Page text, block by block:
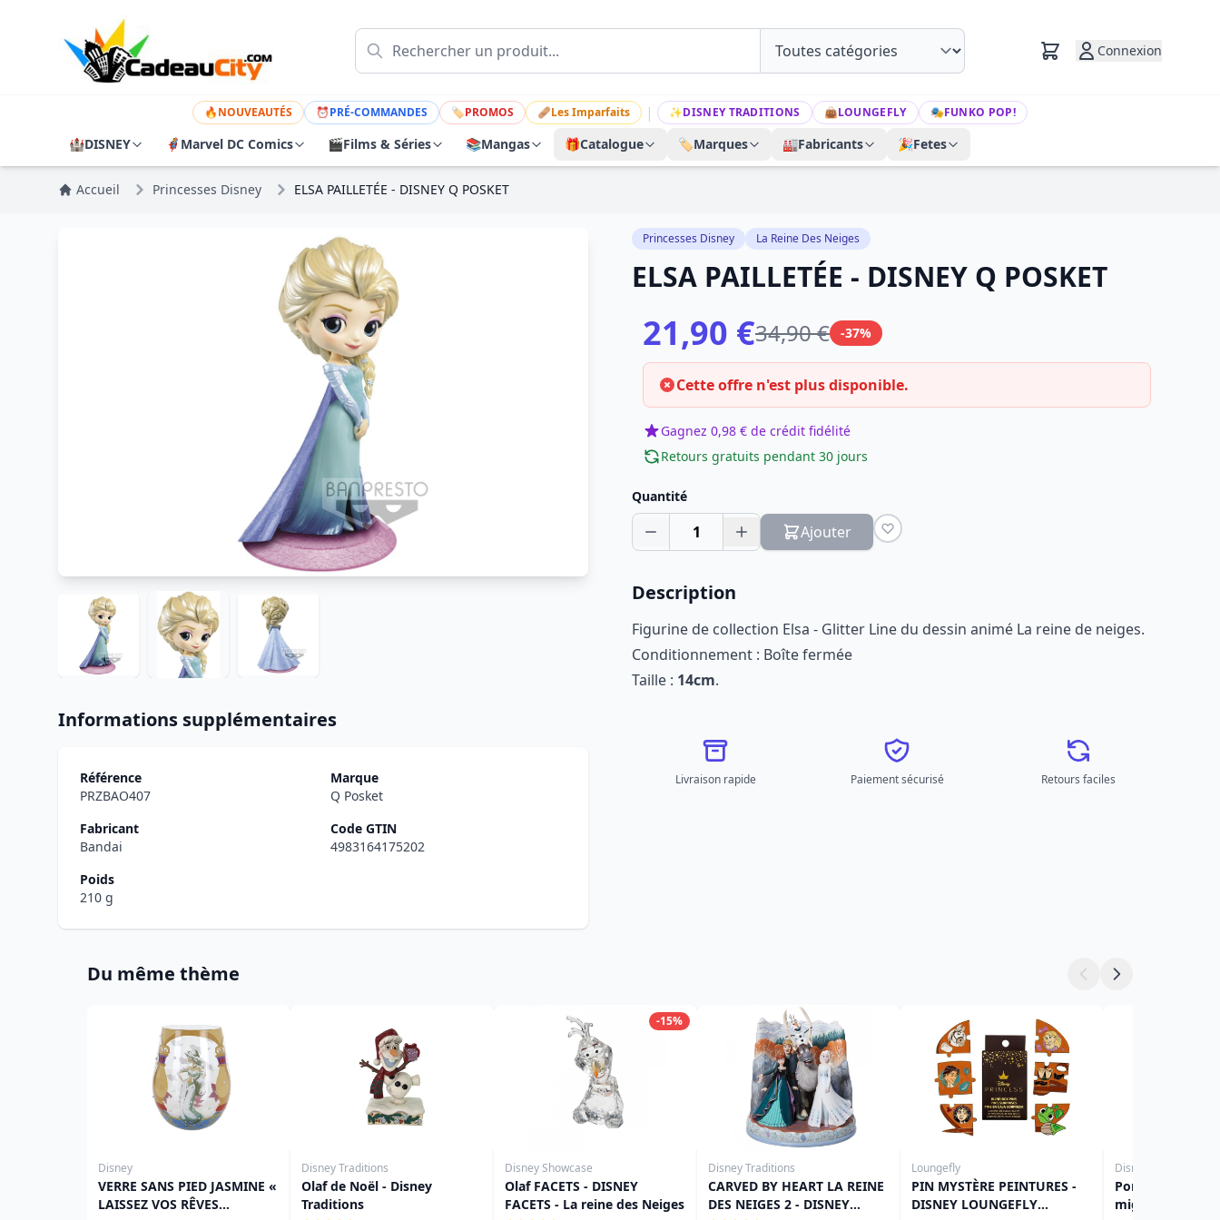
Connexion
🔥NOUVEAUTÉS ⏰PRÉ-COMMANDES 🏷PROMOS 🩹Les Imparfaits | ✨DISNEY TRADITIONS 👜LOUNGEFLY 🎭FUNKO POP!
🏰DISNEY 🦸 Marvel DC Comics 🎬Films & Séries 📚Mangas 🎁Catalogue 🏷️Marques 🏭Fabricants 🎉Fetes
Accueil Princesses Disney ELSA PAILLETÉE - DISNEY Q POSKET
Informations supplémentaires
Référence
PRZBAO407
Marque
Q Posket
Fabricant
Bandai
Code GTIN
4983164175202
Poids
210 g
Princesses Disney La Reine Des Neiges
ELSA PAILLETÉE - DISNEY Q POSKET
21,90 €34,90 € -37%
Cette offre n'est plus disponible.
Gagnez 0,98 € de crédit fidélité
Retours gratuits pendant 30 jours
Quantité
1 Ajouter
Description
Figurine de collection Elsa - Glitter Line du dessin animé La reine de neiges.
Conditionnement : Boîte fermée
Taille : 14cm.
Livraison rapide Paiement sécurisé Retours faciles
Du même thème
Disney
VERRE SANS PIED JASMINE «
LAISSEZ VOS RÊVES
Disney Traditions
Olaf de Noël - Disney
Traditions
-15%
Disney Showcase
Olaf FACETS - DISNEY
FACETS - La reine des Neiges
Disney Traditions
CARVED BY HEART LA REINE
DES NEIGES 2 - DISNEY
Loungefly
PIN MYSTÈRE PEINTURES -
DISNEY LOUNGEFLY
Disney
Porte-clés
mignonne